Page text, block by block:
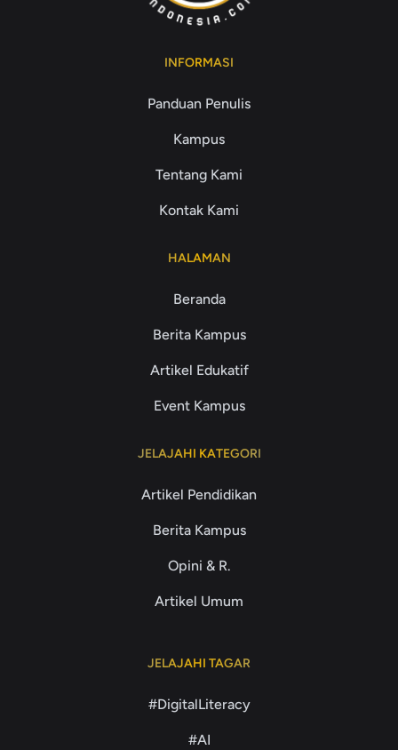
INFORMASI
Panduan Penulis
Kampus
Tentang Kami
Kontak Kami
HALAMAN
Beranda
Berita Kampus
Artikel Edukatif
Event Kampus
JELAJAHI KATEGORI
Artikel Pendidikan
Berita Kampus
Opini & R.
Artikel Umum
JELAJAHI TAGAR
#DigitalLiteracy
#AI